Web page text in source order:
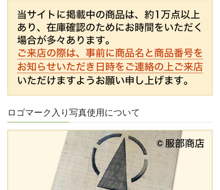
ロゴマーク入り写真使用について